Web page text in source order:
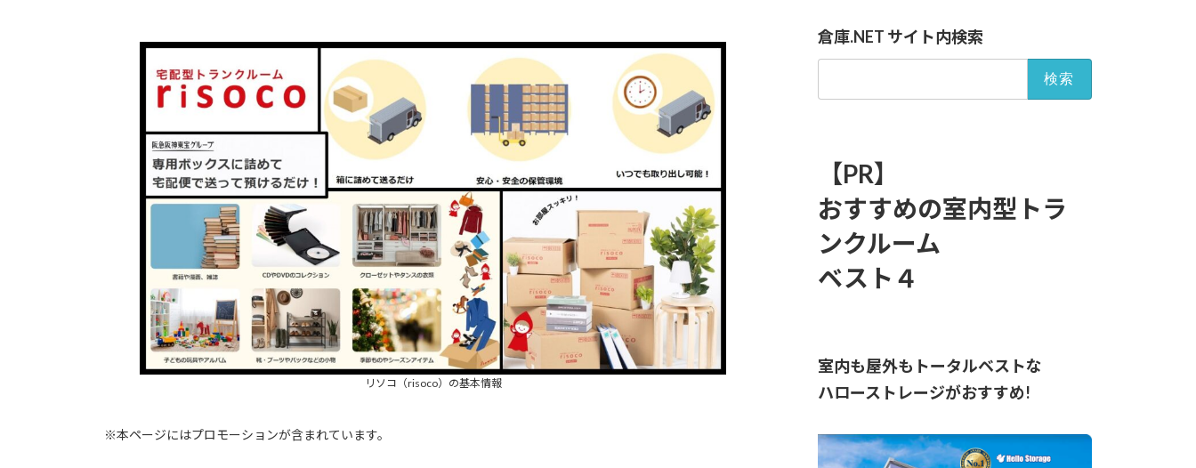
リソコ（risoco）の基本情報
※本ページにはプロモーションが含まれています。
倉庫.NET サイト内検索
索:
【PR】
おすすめの室内型トラ
ンクルーム
ベスト ４
室内も屋外もトータルベストな
ハローストレージがおすすめ!